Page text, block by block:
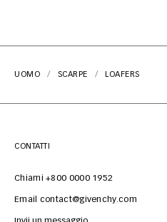
UOMO SCARPE LOAFERS
CONTATTI
Chiami +800 0000 1952
Email contact@givenchy.com